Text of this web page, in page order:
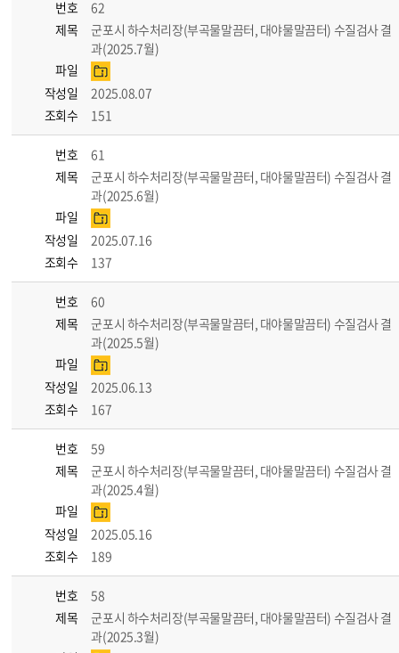
번호
62
제목
군포시 하수처리장(부곡물말끔터, 대야물말끔터) 수질검사 결
과(2025.7월)
파일
작성일
2025.08.07
조회수
151
번호
61
제목
군포시 하수처리장(부곡물말끔터, 대야물말끔터) 수질검사 결
과(2025.6월)
파일
작성일
2025.07.16
조회수
137
번호
60
제목
군포시 하수처리장(부곡물말끔터, 대야물말끔터) 수질검사 결
과(2025.5월)
파일
작성일
2025.06.13
조회수
167
번호
59
제목
군포시 하수처리장(부곡물말끔터, 대야물말끔터) 수질검사 결
과(2025.4월)
파일
작성일
2025.05.16
조회수
189
번호
58
제목
군포시 하수처리장(부곡물말끔터, 대야물말끔터) 수질검사 결
과(2025.3월)